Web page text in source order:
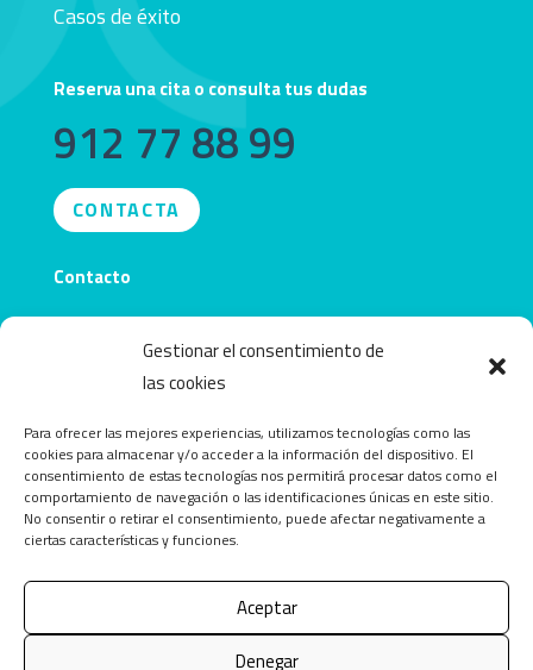
Gestionar el consentimiento de
las cookies
Para ofrecer las mejores experiencias, utilizamos tecnologías como las
cookies para almacenar y/o acceder a la información del dispositivo. El
consentimiento de estas tecnologías nos permitirá procesar datos como el
comportamiento de navegación o las identificaciones únicas en este sitio.
No consentir o retirar el consentimiento, puede afectar negativamente a
ciertas características y funciones.
Aceptar
Denegar
Casos de éxito
Reserva una cita o consulta tus dudas
912 77 88 99
CONTACTA
Contacto
info@obecentro.com
Copyright © 2026 OBEcentro. Todos los derechos